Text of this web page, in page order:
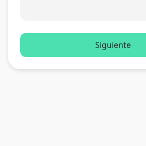
Siguiente